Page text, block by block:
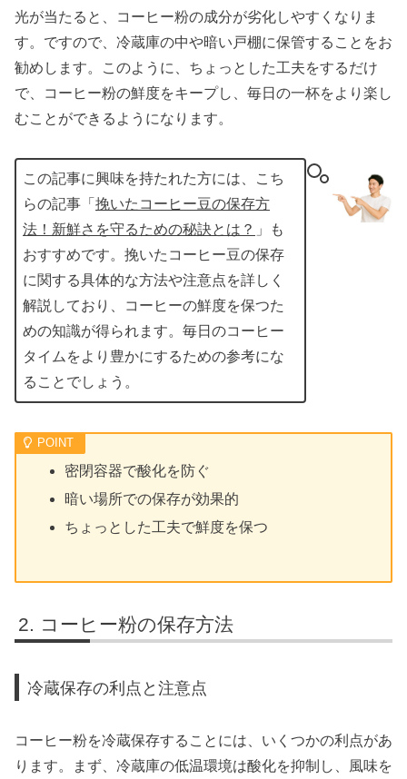
光が当たると、コーヒー粉の成分が劣化しやすくなりま
す。ですので、冷蔵庫の中や暗い戸棚に保管することをお
勧めします。このように、ちょっとした工夫をするだけ
で、コーヒー粉の鮮度をキープし、毎日の一杯をより楽し
むことができるようになります。
この記事に興味を持たれた方には、こち
らの記事「 挽いたコーヒー豆の保存方
法！新鮮さを守るための秘訣とは？ 」も
おすすめです。挽いたコーヒー豆の保存
に関する具体的な方法や注意点を詳しく
解説しており、コーヒーの鮮度を保つた
めの知識が得られます。毎日のコーヒー
タイムをより豊かにするための参考にな
ることでしょう。
密閉容器で酸化を防ぐ
暗い場所での保存が効果的
ちょっとした工夫で鮮度を保つ
コーヒー粉の保存方法
冷蔵保存の利点と注意点
コーヒー粉を冷蔵保存することには、いくつかの利点があ
ります。まず、冷蔵庫の低温環境は酸化を抑制し、風味を